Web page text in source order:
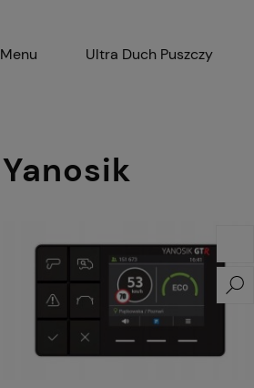
Menu Ultra Duch Puszczy
Yanosik